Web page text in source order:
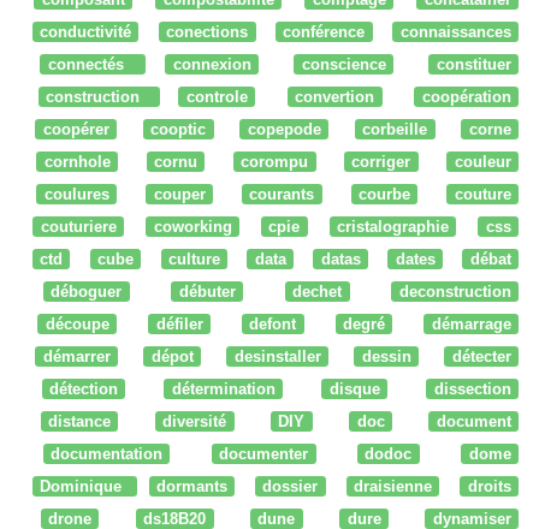
conductivité
conections conférence
connaissances
connectés
connexion conscience
constituer
construction
controle convertion
coopération
coopérer
cooptic copepode corbeille
corne
cornhole
cornu corompu corriger
couleur
coulures
couper courants courbe
couture
couturiere
coworking cpie cristalographie
css
ctd
cube culture data datas dates
débat
déboguer
débuter dechet
deconstruction
découpe
défiler defont degré
démarrage
démarrer
dépot desinstaller dessin
détecter
détection
détermination disque
dissection
distance
diversité DIY doc
document
documentation
documenter dodoc
dome
Dominique
dormants dossier draisienne
droits
drone
ds18B20 dune dure
dynamiser